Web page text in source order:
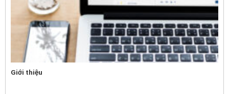
Giới thiệu